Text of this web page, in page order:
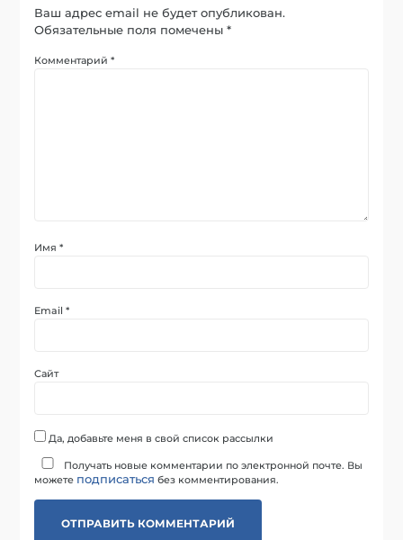
Ваш адрес email не будет опубликован.
Обязательные поля помечены*
Комментарий*
Имя*
Email*
Сайт
Да, добавьте меня в свой список рассылки
Получать новые комментарии по электронной почте. Вы
можете подписаться без комментирования.